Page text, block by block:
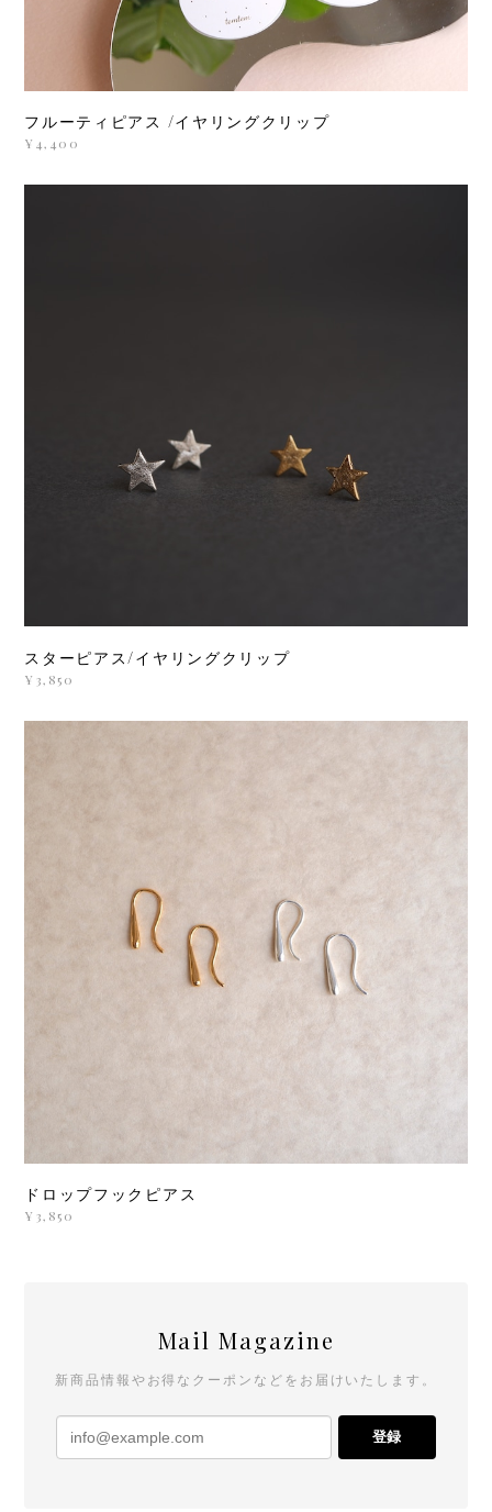
フルーティピアス /イヤリングクリップ
¥4,400
スターピアス/イヤリングクリップ
¥3,850
ドロップフックピアス
¥3,850
Mail Magazine
新商品情報やお得なクーポンなどをお届けいたします。
登録